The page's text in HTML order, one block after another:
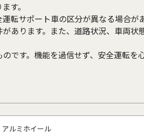
す。
転サポート車の区分が異なる場合が
あります。また、道路状況、車両
です。機能を過信せず、安全運転を
アルミホイール